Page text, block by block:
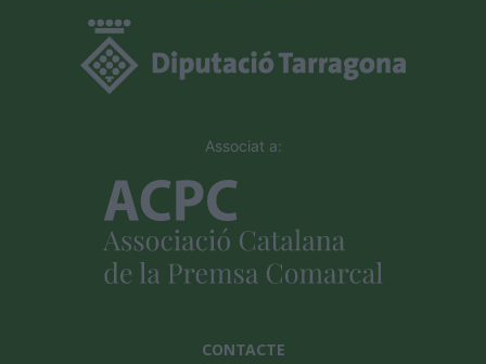
Associat a:
CONTACTE